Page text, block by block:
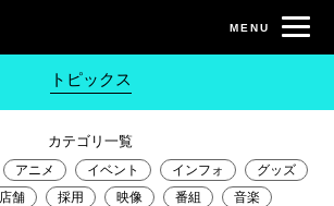
トピックス
カテゴリ一覧
アニメ イベント インフォ
グッズ
店舗 採用 映像 番組 音楽